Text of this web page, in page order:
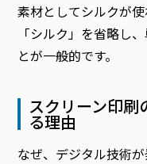
素材としてシルクが
「シルク」を省略し
とが一般的です。
スクリーン印
る理由
なぜ、デジタル技術